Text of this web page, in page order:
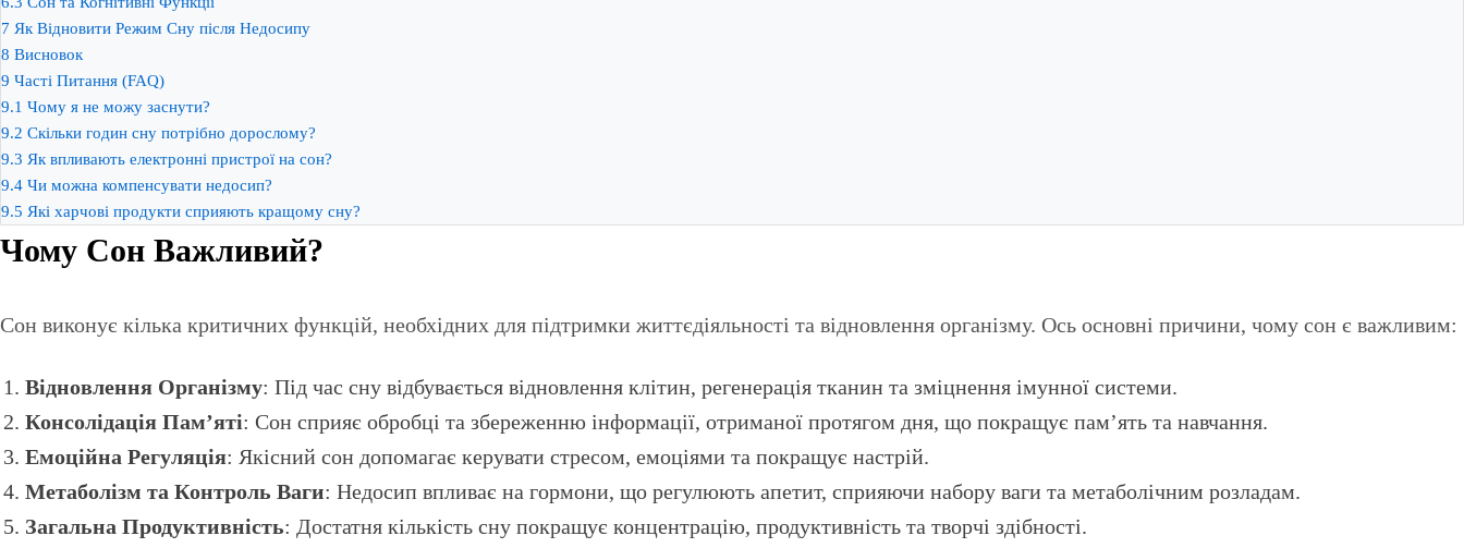
7 Як Відновити Режим Сну після Недосипу
8 Висновок
9 Часті Питання (FAQ)
9.1 Чому я не можу заснути?
9.2 Скільки годин сну потрібно дорослому?
9.3 Як впливають електронні пристрої на сон?
9.4 Чи можна компенсувати недосип?
9.5 Які харчові продукти сприяють кращому сну?
Чому Сон Важливий?
Сон виконує кілька критичних функцій, необхідних для підтримки життєдіяльності та відновлення організму. Ось основні причини, чому сон є важливим:
Відновлення Організму: Під час сну відбувається відновлення клітин, регенерація тканин та зміцнення імунної системи.
Консолідація Пам’яті: Сон сприяє обробці та збереженню інформації, отриманої протягом дня, що покращує пам’ять та навчання.
Емоційна Регуляція: Якісний сон допомагає керувати стресом, емоціями та покращує настрій.
Метаболізм та Контроль Ваги: Недосип впливає на гормони, що регулюють апетит, сприяючи набору ваги та метаболічним розладам.
Загальна Продуктивність: Достатня кількість сну покращує концентрацію, продуктивність та творчі здібності.